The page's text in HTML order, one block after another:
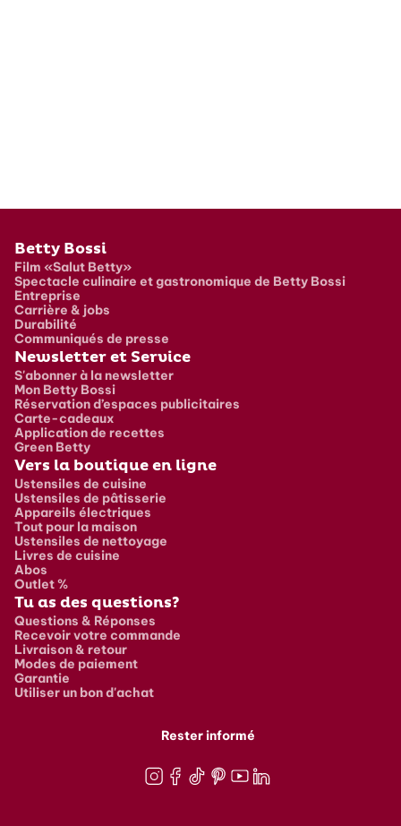
Pied de page
Betty Bossi
Film «Salut Betty»
Spectacle culinaire et gastronomique de Betty Bossi
Entreprise
Carrière & jobs
Durabilité
Communiqués de presse
Newsletter et Service
S'abonner à la newsletter
Mon Betty Bossi
Réservation d’espaces publicitaires
Carte-cadeaux
Application de recettes
Green Betty
Vers la boutique en ligne
Ustensiles de cuisine
Ustensiles de pâtisserie
Appareils électriques
Tout pour la maison
Ustensiles de nettoyage
Livres de cuisine
Abos
Outlet %
Tu as des questions?
Questions & Réponses
Recevoir votre commande
Livraison & retour
Modes de paiement
Garantie
Utiliser un bon d'achat
Rester informé